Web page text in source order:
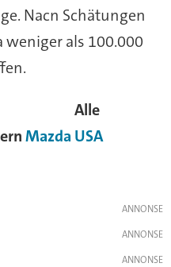
Nacn Schätungen
weniger als 100.000
Alle
Mazda USA